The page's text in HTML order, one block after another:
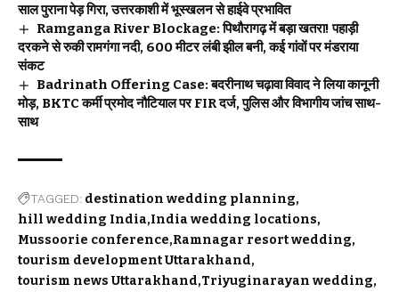
साल पुराना पेड़ गिरा, उत्तरकाशी में भूस्खलन से हाईवे प्रभावित
Ramganga River Blockage: पिथौरागढ़ में बड़ा खतरा! पहाड़ी
दरकने से रुकी रामगंगा नदी, 600 मीटर लंबी झील बनी, कई गांवों पर मंडराया
संकट
Badrinath Offering Case: बदरीनाथ चढ़ावा विवाद ने लिया कानूनी
मोड़, BKTC कर्मी प्रमोद नौटियाल पर FIR दर्ज, पुलिस और विभागीय जांच साथ-
साथ
TAGGED: destination wedding planning
hill wedding India India wedding locations
Mussoorie conference Ramnagar resort wedding
tourism development Uttarakhand
tourism news Uttarakhand Triyuginarayan wedding